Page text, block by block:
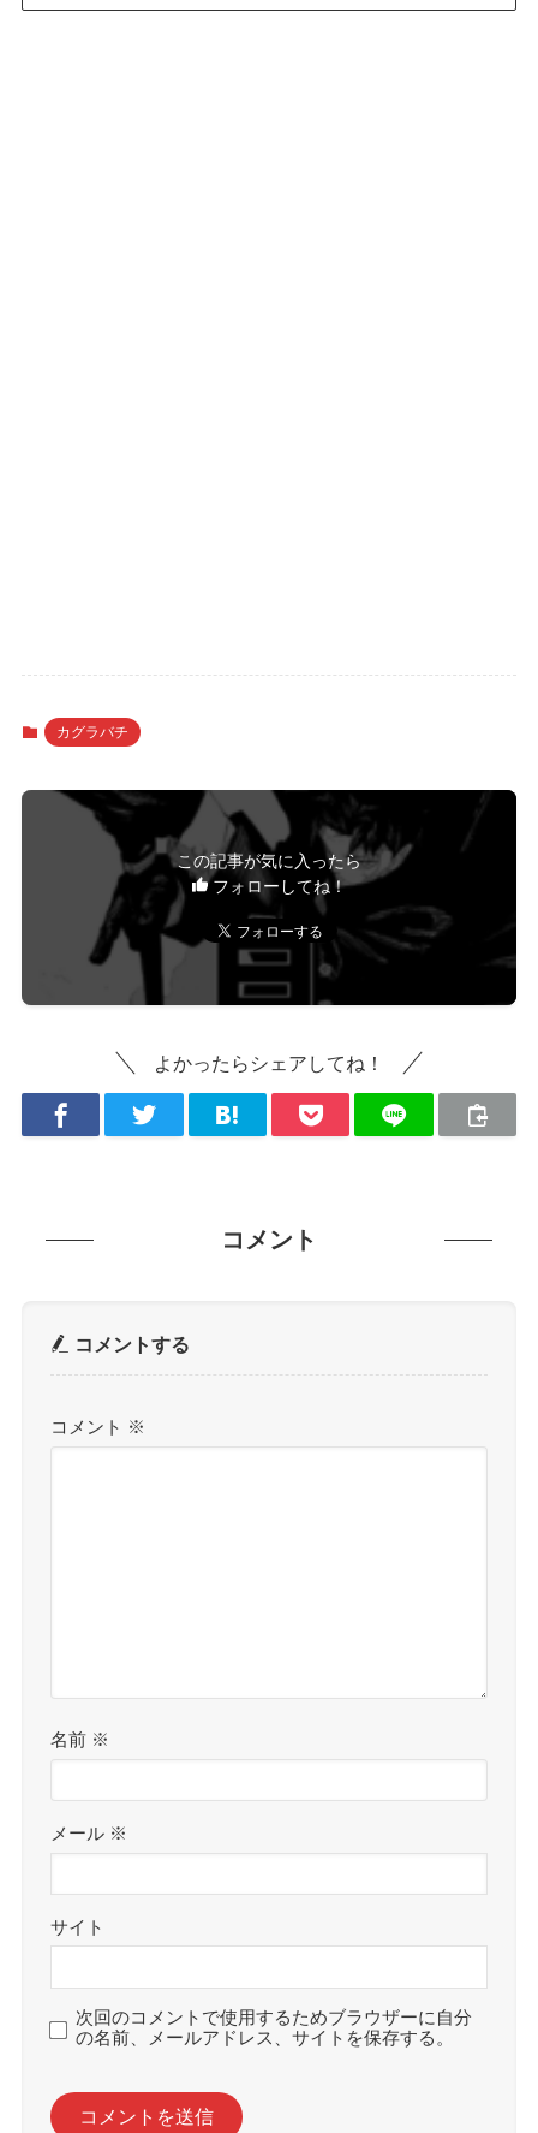
カグラバチ
この記事が気に入ったら
フォローしてね！
よかったらシェアしてね！
コメント
コメントする
コメント ※
名前 ※
メール ※
サイト
次回のコメントで使用するためブラウザーに自分
の名前、メールアドレス、サイトを保存する。